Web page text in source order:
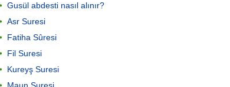
Gusül abdesti nasıl alınır?
Asr Suresi
Fatiha Sûresi
Fil Suresi
Kureyş Suresi